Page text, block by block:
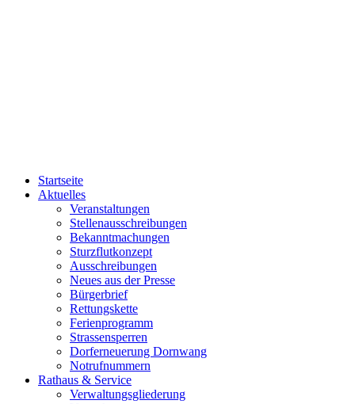
Startseite
Aktuelles
Veranstaltungen
Stellenausschreibungen
Bekanntmachungen
Sturzflutkonzept
Ausschreibungen
Neues aus der Presse
Bürgerbrief
Rettungskette
Ferienprogramm
Strassensperren
Dorferneuerung Dornwang
Notrufnummern
Rathaus & Service
Verwaltungsgliederung